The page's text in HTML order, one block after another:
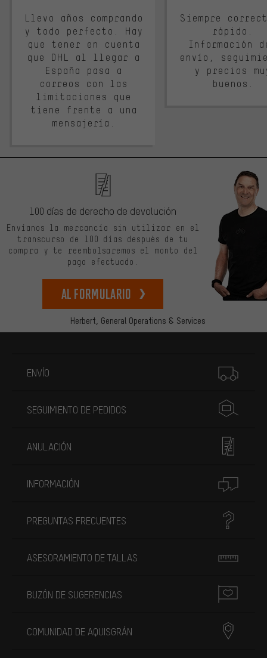
Llevo años comprando
y todo perfecto. Hay
que tener en cuenta
que DHL al llegar a
España pasa a
correos con las
limitaciones que
tiene frente a una
mensajería.
Siempre
rápido.
Información
envío,
y precios
buenos.
Herbert, General Operations & Services
100 días de derecho de devolución
Envíanos la mercancía sin utilizar en el
transcurso de 100 días después de tu
compra y te reembolsaremos el monto del
pago efectuado.
Al formulario
ENVÍO
SEGUIMIENTO DE PEDIDOS
ANULACIÓN
INFORMACIÓN
PREGUNTAS FRECUENTES
ASESORAMIENTO DE TALLAS
BUZÓN DE SUGERENCIAS
COMUNIDAD DE AQUISGRÁN